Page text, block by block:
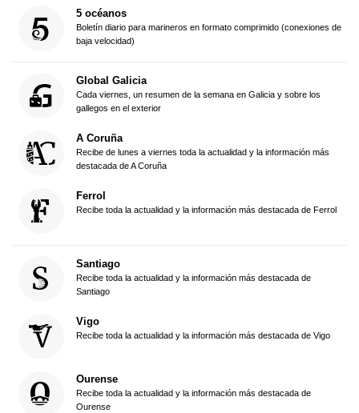
5 océanos
Boletín diario para marineros en formato comprimido (conexiones de
baja velocidad)
Global Galicia
Cada viernes, un resumen de la semana en Galicia y sobre los
gallegos en el exterior
A Coruña
Recibe de lunes a viernes toda la actualidad y la información más
destacada de A Coruña
Ferrol
Recibe toda la actualidad y la información más destacada de Ferrol
Santiago
Recibe toda la actualidad y la información más destacada de
Santiago
Vigo
Recibe toda la actualidad y la información más destacada de Vigo
Ourense
Recibe toda la actualidad y la información más destacada de
Ourense